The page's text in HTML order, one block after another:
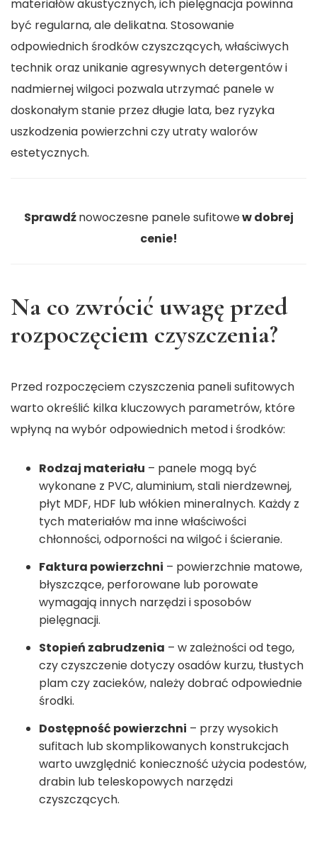
materiałów akustycznych, ich pielęgnacja powinna
być regularna, ale delikatna. Stosowanie
odpowiednich środków czyszczących, właściwych
technik oraz unikanie agresywnych detergentów i
nadmiernej wilgoci pozwala utrzymać panele w
doskonałym stanie przez długie lata, bez ryzyka
uszkodzenia powierzchni czy utraty walorów
estetycznych.
Sprawdźnowoczesne panele sufitowew dobrej
cenie!
Na co zwrócić uwagę przed
rozpoczęciem czyszczenia?
Przed rozpoczęciem czyszczenia paneli sufitowych
warto określić kilka kluczowych parametrów, które
wpłyną na wybór odpowiednich metod i środków:
Rodzaj materiału – panele mogą być
wykonane z PVC, aluminium, stali nierdzewnej,
płyt MDF, HDF lub włókien mineralnych. Każdy z
tych materiałów ma inne właściwości
chłonności, odporności na wilgoć i ścieranie.
Faktura powierzchni – powierzchnie matowe,
błyszczące, perforowane lub porowate
wymagają innych narzędzi i sposobów
pielęgnacji.
Stopień zabrudzenia – w zależności od tego,
czy czyszczenie dotyczy osadów kurzu, tłustych
plam czy zacieków, należy dobrać odpowiednie
środki.
Dostępność powierzchni – przy wysokich
sufitach lub skomplikowanych konstrukcjach
warto uwzględnić konieczność użycia podestów,
drabin lub teleskopowych narzędzi
czyszczących.